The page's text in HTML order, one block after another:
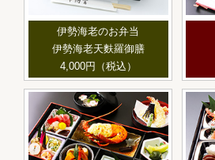
伊勢海老のお弁当
伊勢海老天麩羅御膳
4,000円（税込）